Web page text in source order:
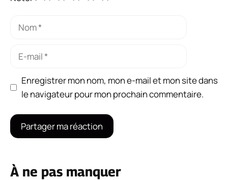
Nom
Enregistrer mon nom, mon e-mail et mon site dans
le navigateur pour mon prochain commentaire.
À ne pas manquer